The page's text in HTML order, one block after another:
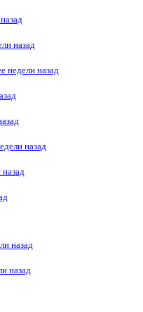
назад
недели назад
назад
назад
назад